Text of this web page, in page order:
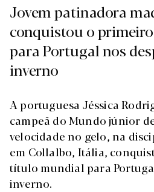
Jovem patinadora
conquistou o
para Portugal nos
inverno
A portuguesa Jéssica
campeã do Mundo júnior
velocidade no gelo, na
em Collalbo, Itália,
título mundial para
inverno.